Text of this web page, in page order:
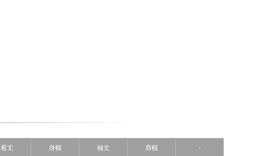
着丈 身幅 袖丈 肩幅 -